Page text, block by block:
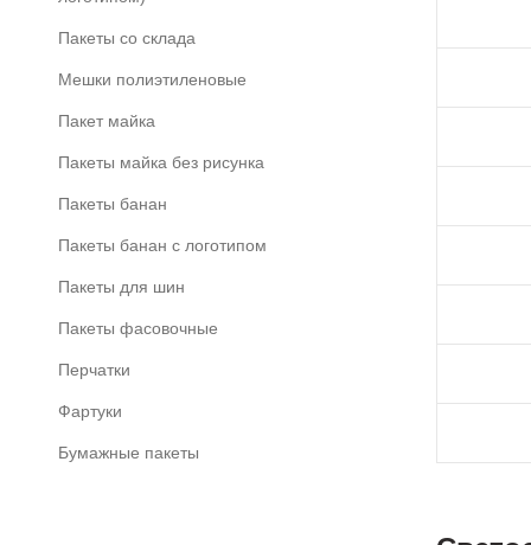
Пакеты со склада
Мешки полиэтиленовые
Пакет майка
Пакеты майка без рисунка
Пакеты банан
Пакеты банан с логотипом
Пакеты для шин
Пакеты фасовочные
Перчатки
Фартуки
Бумажные пакеты